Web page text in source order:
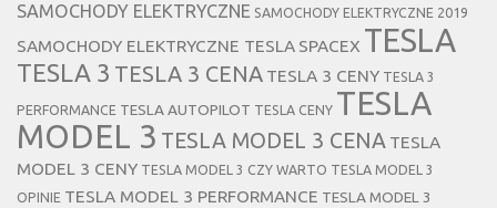
SAMOCHODY ELEKTRYCZNE SAMOCHODY ELEKTRYCZNE 2019
SAMOCHODY ELEKTRYCZNE TESLA SPACEX TESLA
TESLA 3 TESLA 3 CENA TESLA 3 CENY TESLA 3
PERFORMANCE TESLA AUTOPILOT TESLA CENY TESLA
MODEL 3 TESLA MODEL 3 CENA TESLA
MODEL 3 CENY TESLA MODEL 3 CZY WARTO TESLA MODEL 3
OPINIE TESLA MODEL 3 PERFORMANCE TESLA MODEL 3